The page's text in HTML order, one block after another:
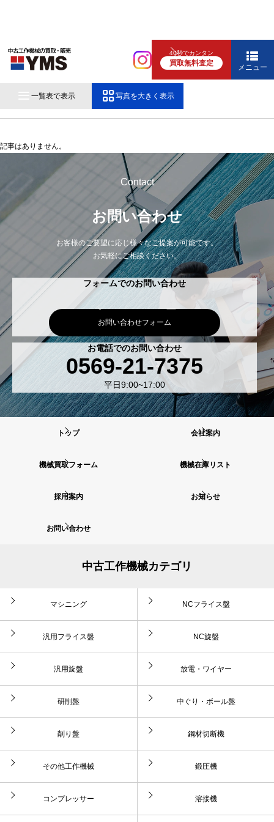
40秒でカンタン
買取無料査定 メニュー
その他工作機械（0）
一覧表で表示 写真を大きく表示
記事はありません。
Contact
お問い合わせ
お客様のご要望に応じ様々なご提案が可能です。
お気軽にご相談ください。
フォームでのお問い合わせ
お問い合わせフォーム
お電話でのお問い合わせ
0569-21-7375
平日9:00~17:00
トップ 会社案内
機械買取フォーム 機械在庫リスト
採用案内 お知らせ
お問い合わせ
中古工作機械カテゴリ
マシニング NCフライス盤
汎用フライス盤 NC旋盤
汎用旋盤 放電・ワイヤー
研削盤 中ぐり・ボール盤
削り盤 鋼材切断機
その他工作機械 鍛圧機
コンプレッサー 溶接機